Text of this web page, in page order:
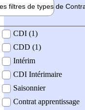
filtres de types de
contrat
CDI (1)
CDD (1)
Intérim
CDI Intérimaire
Saisonnier
Contrat apprentissage